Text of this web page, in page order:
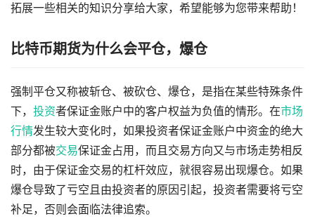
拓展一些相关的知识分享给大家，希望能够为您带来帮助！
比特币期货为什么会平仓，爆仓
强制平仓又称被斩仓、被砍仓、爆仓，是指在某些特殊条件
下， 投资者保证金账户中的客户权益为负值的情形。在市场
行情发生较大变化时，如果投资者保证金账户中资金的绝大
部分都被交易保证金占用，而且交易方向又与市场走势相反
时，由于保证金交易的杠杆效应，就很容易出现爆仓。如果
爆仓导致了亏空且由投资者的原因引起，投资者需要将亏空
补足，否则会面临法律追索。